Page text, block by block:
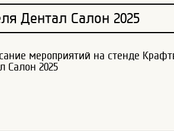
Дентал Салон 2025
мероприятий на стенде
Салон 2025